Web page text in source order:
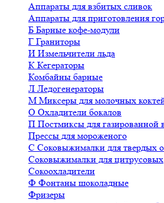
Аппараты для взбитых сливок
Аппараты для приготовления
Б Барные кофе-модули
Г Граниторы
И Измельчители льда
К Кегераторы
Комбайны барные
Л Ледогенераторы
М Миксеры для молочных
О Охладители бокалов
П Постмиксы для газированной
Прессы для мороженого
С Соковыжималки для твердых
Соковыжималки для цитрусовых
Сокоохладители
Ф Фонтаны шоколадные
Фризеры